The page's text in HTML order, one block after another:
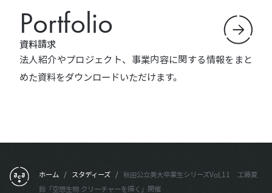
Portfolio
資料請求
法人紹介やプロジェクト、事業内容に関する情報をまと
めた資料をダウンロードいただけます。
ホーム / スタディーズ /
秋田公立美大卒業生シリーズVol.11 工藤夏
鈴「空想生物 クリーチャーを描く」開催